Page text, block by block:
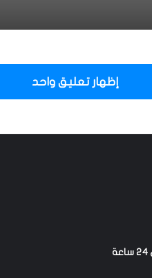
إظهار تعليق واحد